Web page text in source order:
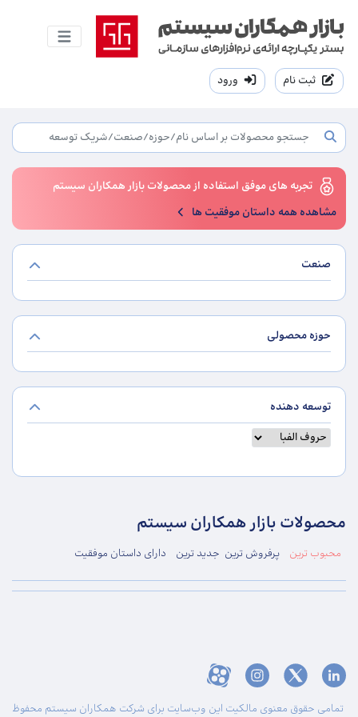
ثبت نام ورود
تجربه های موفق استفاده از محصولات بازار همکاران سیستم
مشاهده همه داستان موفقیت ها
صنعت
حوزه محصولی
توسعه دهنده
محصولات بازار همکاران سیستم
محبوب ترین پرفروش ترین جدید ترین دارای داستان موفقیت
تمامی حقوق معنوی مالکیت این وب‌سایت برای شرکت همکاران سیستم محفوظ